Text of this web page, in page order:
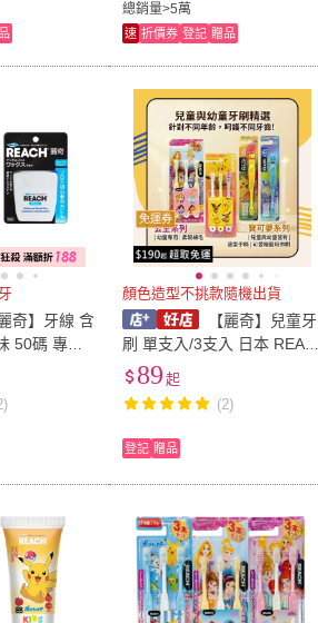
總銷量>5萬
速 折價券 登記 贈品
麗奇】牙線 含
50碼 專品
免運券
顏色造型不挑款隨機出貨
【麗奇】兒童牙
刷 單支入/3支入 日本 REAC
H 寶可夢 迪士尼公主 皮卡丘
傑尼龜 日初居家
89 起
(2)
登記 贈品